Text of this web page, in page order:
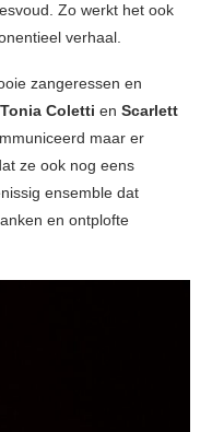
Zo werkt het ook
verhaal.
zangeressen en
Tonia Coletti en Scarlett
maar er
ze ook nog eens
ensemble dat
en ontplofte